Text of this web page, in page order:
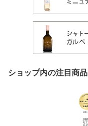
ショップ内の注目商品